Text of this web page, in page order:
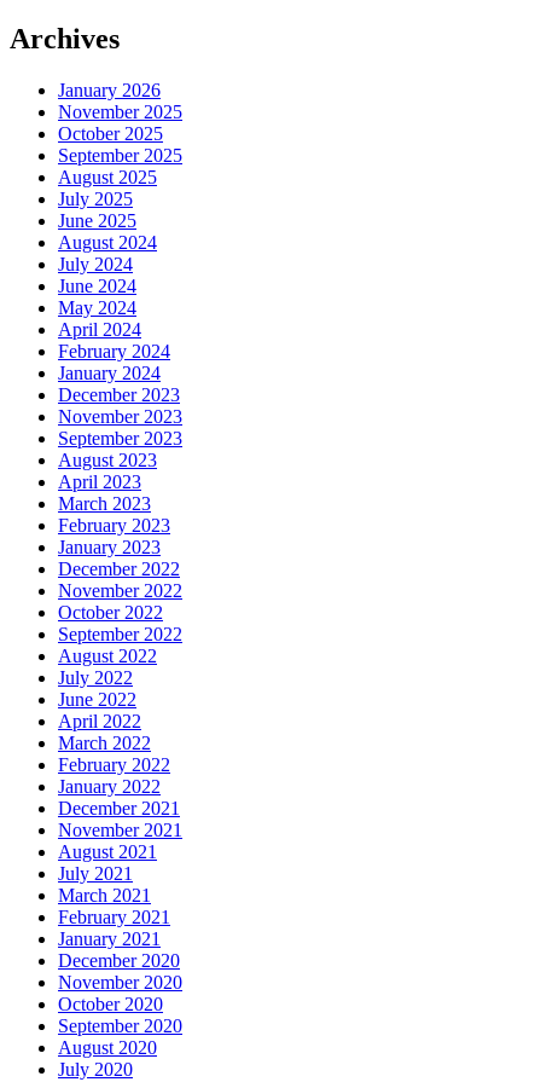
Archives
January 2026
November 2025
October 2025
September 2025
August 2025
July 2025
June 2025
August 2024
July 2024
June 2024
May 2024
April 2024
February 2024
January 2024
December 2023
November 2023
September 2023
August 2023
April 2023
March 2023
February 2023
January 2023
December 2022
November 2022
October 2022
September 2022
August 2022
July 2022
June 2022
April 2022
March 2022
February 2022
January 2022
December 2021
November 2021
August 2021
July 2021
March 2021
February 2021
January 2021
December 2020
November 2020
October 2020
September 2020
August 2020
July 2020